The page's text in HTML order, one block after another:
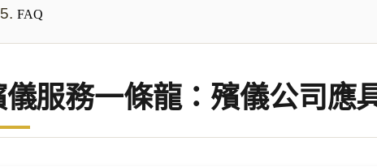
FAQ
儀服務一條龍：殯儀公司應